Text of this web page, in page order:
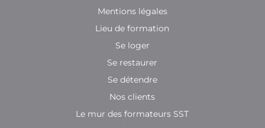
Mentions légales
Lieu de formation
Se loger
Se restaurer
Se détendre
Nos clients
Le mur des formateurs SST